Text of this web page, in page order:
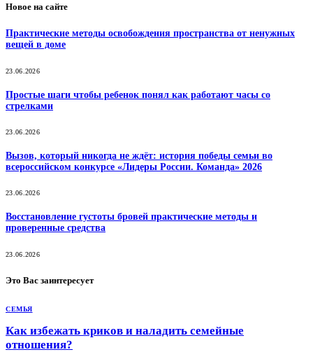
Новое на сайте
Практические методы освобождения пространства от ненужных
вещей в доме
23.06.2026
Простые шаги чтобы ребенок понял как работают часы со
стрелками
23.06.2026
Вызов, который никогда не ждёт: история победы семьи во
всероссийском конкурсе «Лидеры России. Команда» 2026
23.06.2026
Восстановление густоты бровей практические методы и
проверенные средства
23.06.2026
Это Вас заинтересует
СЕМЬЯ
Как избежать криков и наладить семейные
отношения?